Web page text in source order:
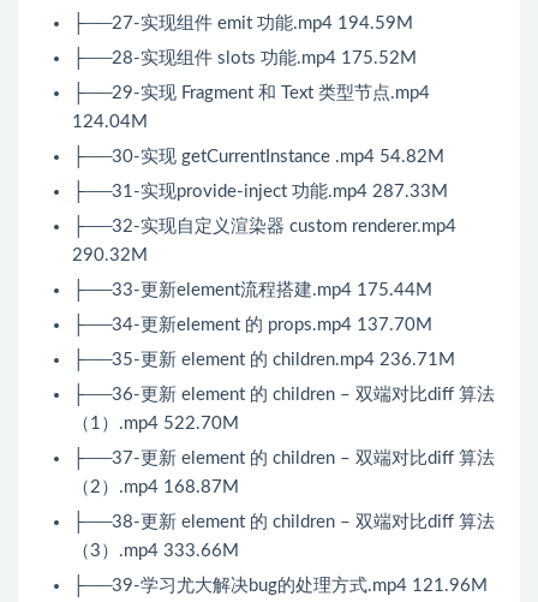
├──27-实现组件 emit 功能.mp4 194.59M
├──28-实现组件 slots 功能.mp4 175.52M
├──29-实现 Fragment 和 Text 类型节点.mp4
124.04M
├──30-实现 getCurrentInstance .mp4 54.82M
├──31-实现provide-inject 功能.mp4 287.33M
├──32-实现自定义渲染器 custom renderer.mp4
290.32M
├──33-更新element流程搭建.mp4 175.44M
├──34-更新element 的 props.mp4 137.70M
├──35-更新 element 的 children.mp4 236.71M
├──36-更新 element 的 children – 双端对比diff 算法
（1）.mp4 522.70M
├──37-更新 element 的 children – 双端对比diff 算法
（2）.mp4 168.87M
├──38-更新 element 的 children – 双端对比diff 算法
（3）.mp4 333.66M
├──39-学习尤大解决bug的处理方式.mp4 121.96M